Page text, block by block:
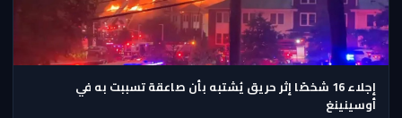
إجلاء 16 شخصًا إثر حريق يُشتبه بأن صاعقة تسببت به في
أوسينينغ